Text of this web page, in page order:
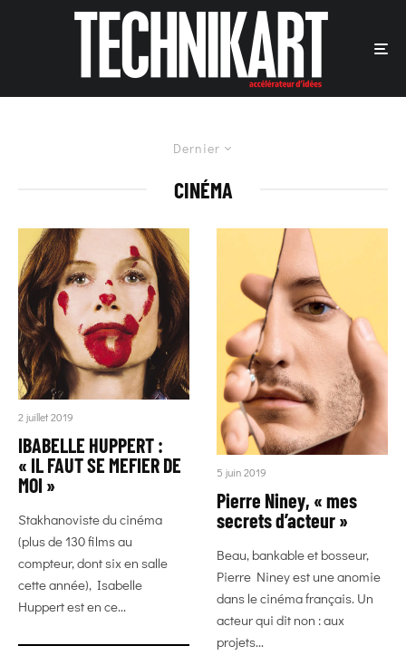
Dernier
CINÉMA
2 juillet 2019
IBABELLE HUPPERT :
« IL FAUT SE MEFIER DE
MOI »
Stakhanoviste du cinéma
(plus de 130 films au
compteur, dont six en salle
cette année), Isabelle
Huppert est en ce...
5 juin 2019
Pierre Niney, « mes
secrets d’acteur »
Beau, bankable et bosseur,
Pierre Niney est une anomie
dans le cinéma français. Un
acteur qui dit non : aux
projets...